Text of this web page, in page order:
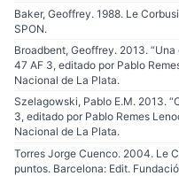
Baker, Geoffrey. 1988. Le
SPON.
Broadbent, Geoffrey. 2013.
47 AF 3, editado por Pablo
Nacional de La Plata.
Szelagowski, Pablo E.M. 2013.
3, editado por Pablo Remes
Nacional de La Plata.
Torres Jorge Cuenco. 2004. Le
puntos. Barcelona: Edit.